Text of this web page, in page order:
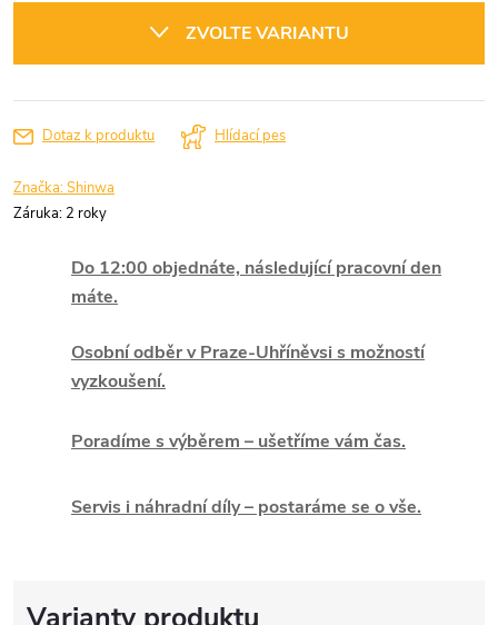
ZVOLTE VARIANTU
Dotaz k produktu Hlídací pes
Značka:Shinwa
Záruka: 2 roky
Do 12:00 objednáte, následující pracovní den
máte.
Osobní odběr v Praze-Uhříněvsi s možností
vyzkoušení.
Poradíme s výběrem – ušetříme vám čas.
Servis i náhradní díly – postaráme se o vše.